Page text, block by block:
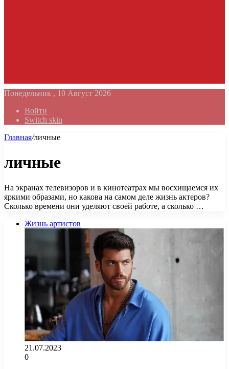
Понедельник , 10 Август 2026
Войти
Switch skin
Главная/личные
личные
На экранах телевизоров и в кинотеатрах мы восхищаемся их
яркими образами, но какова на самом деле жизнь актеров?
Сколько времени они уделяют своей работе, а сколько …
Жизнь артистов
21.07.2023
0